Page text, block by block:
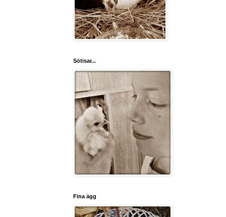
Sötisar...
Fina ägg